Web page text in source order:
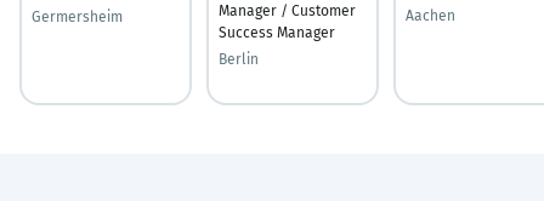
Germersheim
Manager / Customer
Success Manager
Berlin
Aachen